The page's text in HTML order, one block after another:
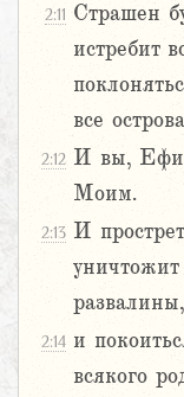
2:11 Страшен
истребит
все
2:12 И вы,
Моим.
2:13 И
2:14 и
всякого